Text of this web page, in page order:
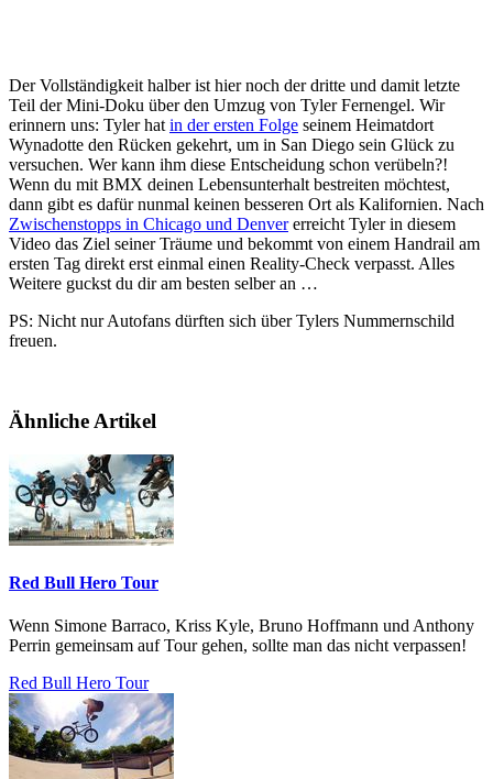
Der Vollständigkeit halber ist hier noch der dritte und damit letzte
Teil der Mini-Doku über den Umzug von Tyler Fernengel. Wir
erinnern uns: Tyler hat in der ersten Folge seinem Heimatdort
Wynadotte den Rücken gekehrt, um in San Diego sein Glück zu
versuchen. Wer kann ihm diese Entscheidung schon verübeln?!
Wenn du mit BMX deinen Lebensunterhalt bestreiten möchtest,
dann gibt es dafür nunmal keinen besseren Ort als Kalifornien. Nach
Zwischenstopps in Chicago und Denvererreicht Tyler in diesem
Video das Ziel seiner Träume und bekommt von einem Handrail am
ersten Tag direkt erst einmal einen Reality-Check verpasst. Alles
Weitere guckst du dir am besten selber an …
PS: Nicht nur Autofans dürften sich über Tylers Nummernschild
freuen.
Ähnliche Artikel
Red Bull Hero Tour
Wenn Simone Barraco , Kriss Kyle , Bruno Hoffmann und Anthony
Perrin gemeinsam auf Tour gehen, sollte man das nicht verpassen!
Red Bull Hero Tour